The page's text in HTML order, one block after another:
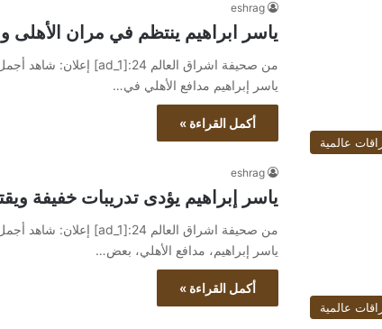
eshrag
ياسر ابراهيم ينتظم في مران الأهلى
ياسر إبراهيم مدافع الأهلي في…
أكمل القراءة »
عالمية
eshrag
ياسر إبراهيم يؤدى تدريبات خفيفة
ياسر إبراهيم، مدافع الأهلي، بعض…
أكمل القراءة »
عالمية